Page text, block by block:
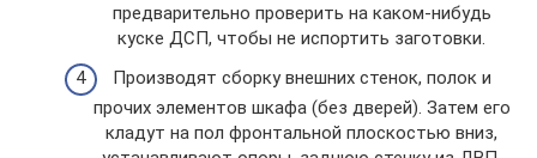
предварительно проверить на каком-нибудь
куске ДСП, чтобы не испортить заготовки.
Производят сборку внешних стенок, полок и
прочих элементов шкафа (без дверей). Затем его
кладут на пол фронтальной плоскостью вниз,